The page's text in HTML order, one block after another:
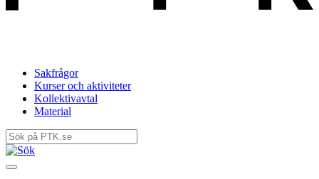
Sakfrågor
Kurser och aktiviteter
Kollektivavtal
Material